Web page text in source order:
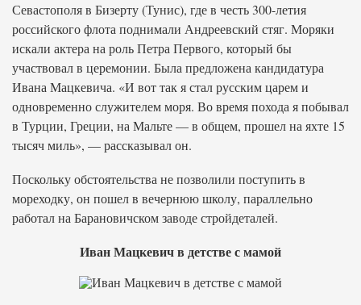
Севастополя в Бизерту (Тунис), где в честь 300-летия
российского флота поднимали Андреевский стяг. Моряки
искали актера на роль Петра Первого, который бы
участвовал в церемонии. Была предложена кандидатура
Ивана Мацкевича. «И вот так я стал русским царем и
одновременно служителем моря. Во время похода я побывал
в Турции, Греции, на Мальте — в общем, прошел на яхте 15
тысяч миль», — рассказывал он.
Поскольку обстоятельства не позволили поступить в
мореходку, он пошел в вечернюю школу, параллельно
работал на Барановичском заводе стройдеталей.
Иван Мацкевич в детстве с мамой